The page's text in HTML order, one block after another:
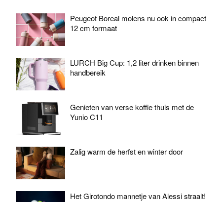
Peugeot Boreal molens nu ook in compact
12 cm formaat
LURCH Big Cup: 1,2 liter drinken binnen
handbereik
Genieten van verse koffie thuis met de
Yunio C11
Zalig warm de herfst en winter door
Het Girotondo mannetje van Alessi straalt!